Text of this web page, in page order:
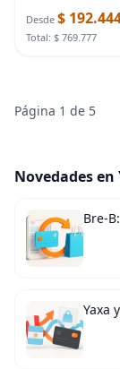
SUP for 2 People,
Full EVA Deck,
Desde $
Total: $ 769.777
Página 1 de 5
Novedades en
Bre-
Yaxa